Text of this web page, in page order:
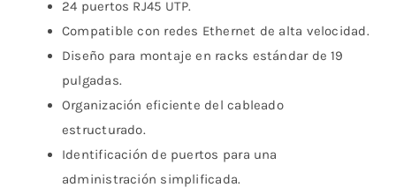
24 puertos RJ45 UTP.
Compatible con redes Ethernet de alta velocidad.
Diseño para montaje en racks estándar de 19
pulgadas.
Organización eficiente del cableado
estructurado.
Identificación de puertos para una
administración simplificada.